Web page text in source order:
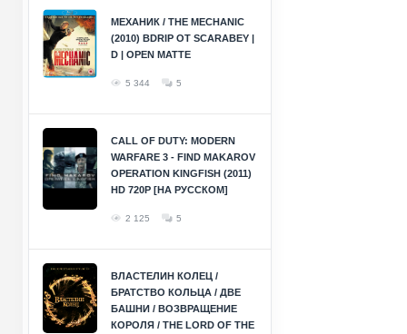
МЕХАНИК / THE MECHANIC
(2010) BDRIP ОТ SCARABEY |
D | OPEN MATTE
5 344 5
CALL OF DUTY: MODERN
WARFARE 3 - FIND MAKAROV
OPERATION KINGFISH (2011)
HD 720P [НА РУССКОМ]
2 125 5
ВЛАСТЕЛИН КОЛЕЦ /
БРАТСТВО КОЛЬЦА / ДВЕ
БАШНИ / ВОЗВРАЩЕНИЕ
КОРОЛЯ / THE LORD OF THE